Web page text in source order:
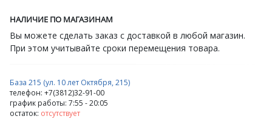
НАЛИЧИЕ ПО МАГАЗИНАМ
Вы можете сделать заказ с доставкой в любой магазин.
При этом учитывайте сроки перемещения товара.
База 215 (ул. 10 лет Октября, 215)
телефон: +7(3812)32-91-00
график работы: 7:55 - 20:05
остаток: отсутствует